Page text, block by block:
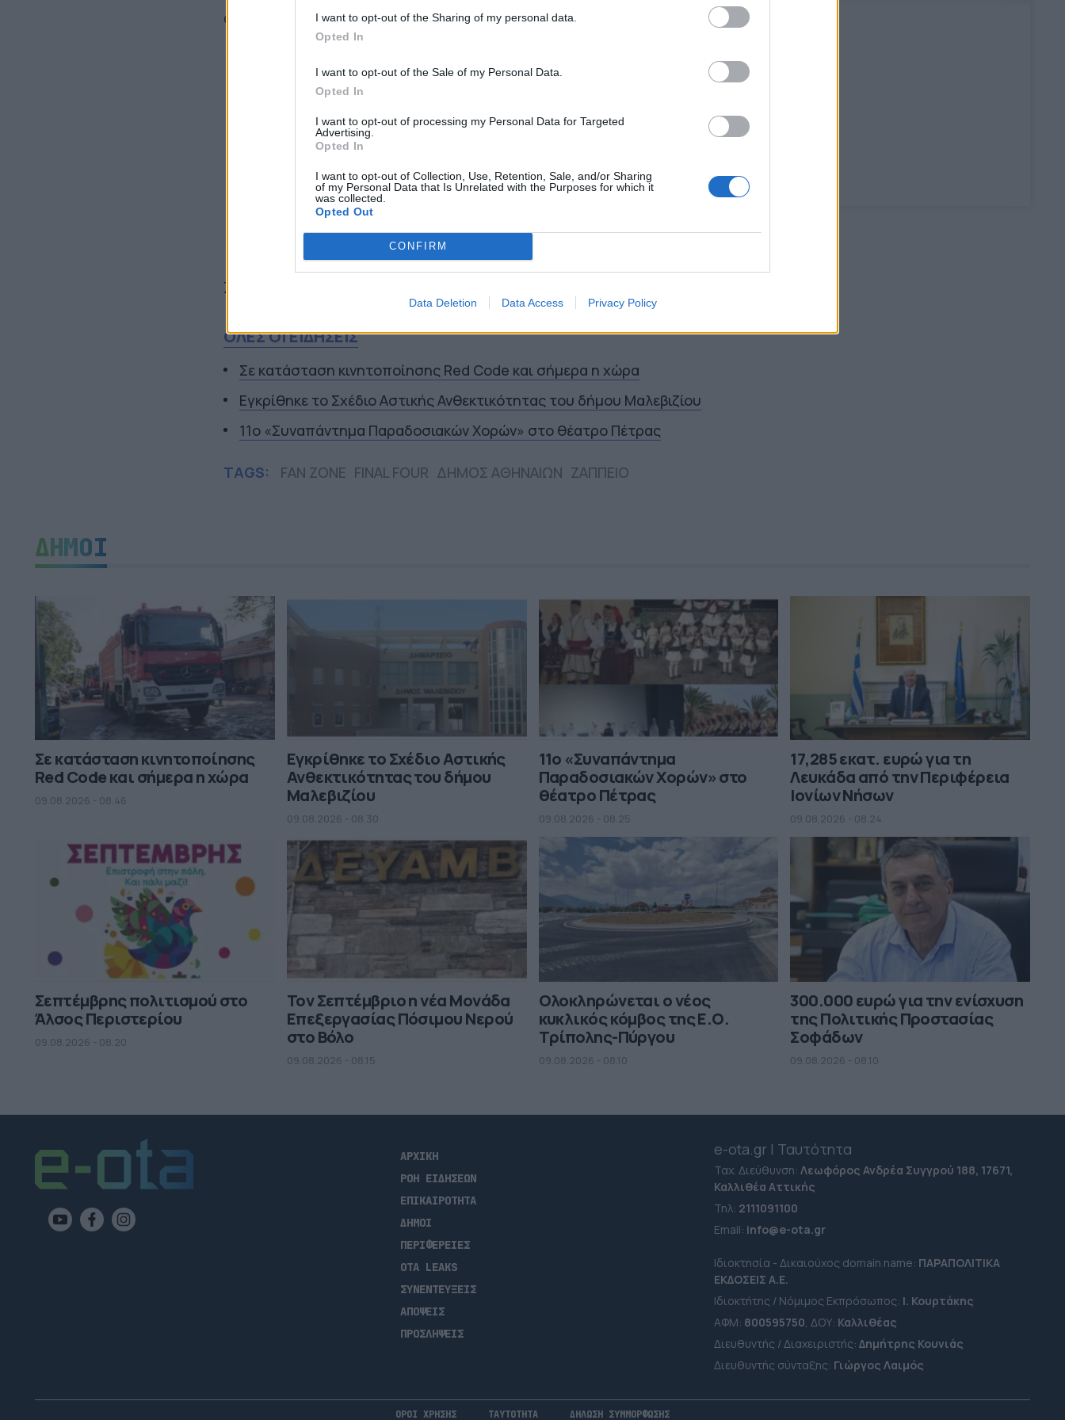
I want to opt-out of the Sharing of my personal data.
Opted In
I want to opt-out of the Sale of my Personal Data.
Opted In
I want to opt-out of processing my Personal Data for Targeted
Advertising.
Opted In
I want to opt-out of Collection, Use, Retention, Sale, and/or Sharing
of my Personal Data that Is Unrelated with the Purposes for which it
was collected.
Opted Out
CONFIRM
Data Deletion Data Access Privacy Policy
ανθρώπους της.
Ζάππειο, 21–24 Μαΐου, ελεύθερη συμμετοχή.
ΟΛΕΣ ΟΙ ΕΙΔΗΣΕΙΣ
Σε κατάσταση κινητοποίησης Red Code και σήμερα η χώρα
Εγκρίθηκε το Σχέδιο Αστικής Ανθεκτικότητας του δήμου Μαλεβιζίου
11ο «Συναπάντημα Παραδοσιακών Χορών» στο θέατρο Πέτρας
TAGS: FAN ZONE FINAL FOUR ΔΗΜΟΣ ΑΘΗΝΑΙΩΝ ΖΑΠΠΕΙΟ
ΔΗΜΟΙ
Σε κατάσταση κινητοποίησης
Red Code και σήμερα η χώρα
09.08.2026 - 08.46
Εγκρίθηκε το Σχέδιο Αστικής
Ανθεκτικότητας του δήμου
Μαλεβιζίου
09.08.2026 - 08.30
11ο «Συναπάντημα
Παραδοσιακών Χορών» στο
θέατρο Πέτρας
09.08.2026 - 08.25
17,285 εκατ. ευρώ για τη
Λευκάδα από την Περιφέρεια
Ιονίων Νήσων
09.08.2026 - 08.24
Σεπτέμβρης πολιτισμού στο
Άλσος Περιστερίου
09.08.2026 - 08.20
Τον Σεπτέμβριο η νέα Μονάδα
Επεξεργασίας Πόσιμου Νερού
στο Βόλο
09.08.2026 - 08.15
Ολοκληρώνεται ο νέος
κυκλικός κόμβος της Ε.Ο.
Τρίπολης-Πύργου
09.08.2026 - 08.10
300.000 ευρώ για την ενίσχυση
της Πολιτικής Προστασίας
Σοφάδων
09.08.2026 - 08.10
ΑΡΧΙΚΗ
ΡΟΗ ΕΙΔΗΣΕΩΝ
ΕΠΙΚΑΙΡΟΤΗΤΑ
ΔΗΜΟΙ
ΠΕΡΙΦΕΡΕΙΕΣ
OTA LEAKS
ΣΥΝΕΝΤΕΥΞΕΙΣ
ΑΠΟΨΕΙΣ
ΠΡΟΣΛΗΨΕΙΣ
e-ota.gr | Ταυτότητα
Ταχ. Διεύθυνση:Λεωφόρος Ανδρέα Συγγρού 188, 17671,
Καλλιθέα Αττικής
Τηλ: 2111091100
Εmail: info@e-ota.gr
Ιδιοκτησία - Δικαιούχος domain name: ΠΑΡΑΠΟΛΙΤΙΚΑ
ΕΚΔΟΣΕΙΣ A.E.
Ιδιοκτήτης / Νόμιμος Εκπρόσωπος: Ι. Κουρτάκης
ΑΦΜ: 800595750 , ΔΟΥ: Καλλιθέας
Διευθυντής / Διαχειριστής:Δημήτρης Κουνιάς
Διευθυντής σύνταξης: Γιώργος Λαιμός
ΟΡΟΙ ΧΡΗΣΗΣ ΤΑΥΤΟΤΗΤΑ ΔΗΛΩΣΗ ΣΥΜΜΟΡΦΩΣΗΣ